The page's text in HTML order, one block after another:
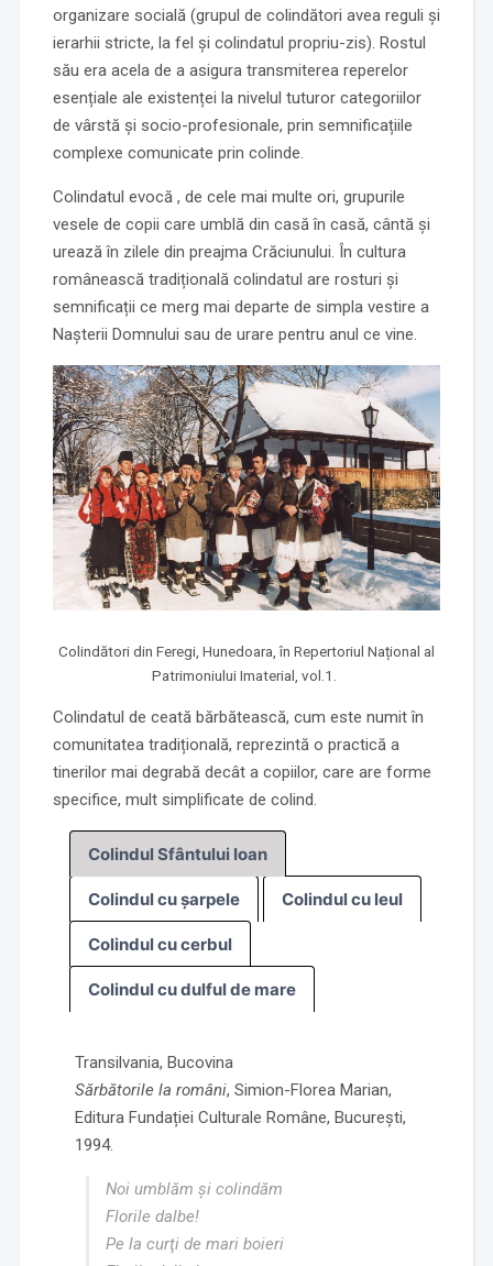
organizare socială (grupul de colindători avea reguli și
ierarhii stricte, la fel și colindatul propriu-zis). Rostul
său era acela de a asigura transmiterea reperelor
esențiale ale existenței la nivelul tuturor categoriilor
de vârstă și socio-profesionale, prin semnificațiile
complexe comunicate prin colinde.
Colindatul evocă , de cele mai multe ori, grupurile
vesele de copii care umblă din casă în casă, cântă și
urează în zilele din preajma Crăciunului. În cultura
românească tradițională colindatul are rosturi și
semnificații ce merg mai departe de simpla vestire a
Nașterii Domnului sau de urare pentru anul ce vine.
Colindători din Feregi, Hunedoara, în Repertoriul Național al
Patrimoniului Imaterial, vol.1.
Colindatul de ceată bărbătească, cum este numit în
comunitatea tradițională, reprezintă o practică a
tinerilor mai degrabă decât a copiilor, care are forme
specifice, mult simplificate de colind.
Colindul Sfântului Ioan
Colindul cu șarpele Colindul cu leul
Colindul cu cerbul
Colindul cu dulful de mare
Transilvania, Bucovina
Sărbătorile la români, Simion-Florea Marian,
Editura Fundației Culturale Române, București,
1994.
Noi umblăm și colindăm
Florile dalbe!
Pe la curţi de mari boieri